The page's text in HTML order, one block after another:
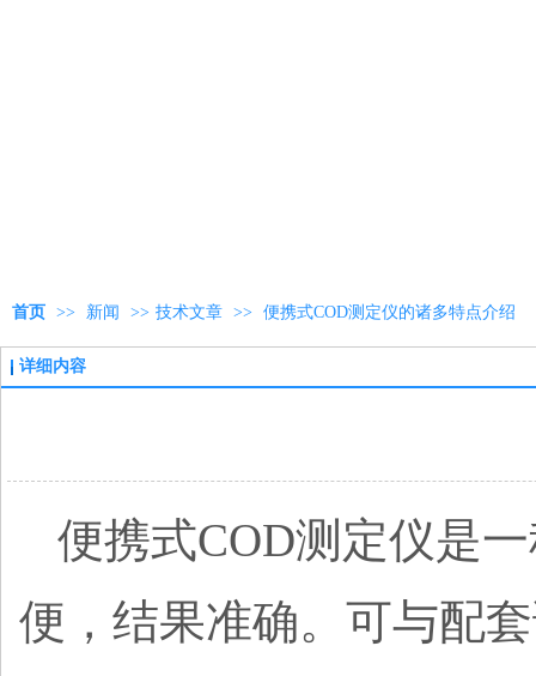
首页 >> 新闻 >> 技术文章 >> 便携式COD测定仪的诸多特点介绍
详细内容
便携式COD测定仪是
便，结果准确。可与配